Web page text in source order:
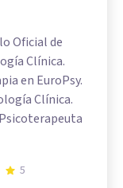
Oficial de
Clínica.
en EuroPsy.
Clínica.
5